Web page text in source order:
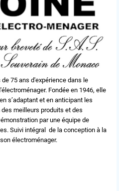
75 ans d'expérience dans le
Fondée en 1946, elle
s’adaptant et en anticipant les
meilleurs produits et des
par une équipe de
Suivi intégral de la conception à la
électroménager.